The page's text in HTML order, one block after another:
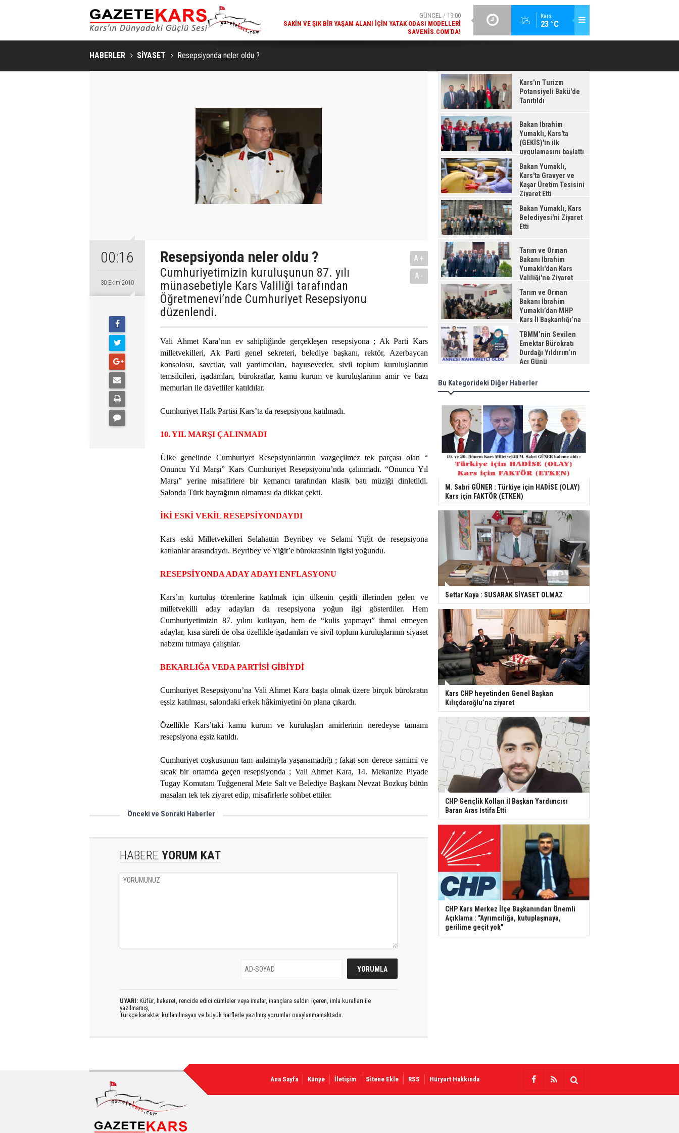
Kars
23 °C
GÜNCEL / 18:38
KARS'IN TURIZM POTANSIYELI BAKÜ'DE TANITILDI
BAKAN İBRAHIM YUMAKLI, KARS'TA (GEKİS)'IN ILK
HABERLER SİYASET Resepsiyonda neler oldu ?
00:16
30 Ekim 2010
Resepsiyonda neler oldu ?
Cumhuriyetimizin kuruluşunun 87. yılı
münasebetiyle Kars Valiliği tarafından
Öğretmenevi’nde Cumhuriyet Resepsiyonu
düzenlendi.
A+
A-
Vali Ahmet Kara’nın ev sahipliğinde gerçekleşen resepsiyona ; Ak Parti Kars
milletvekilleri, Ak Parti genel sekreteri, belediye başkanı, rektör, Azerbaycan
konsolosu, savcılar, vali yardımcıları, hayırseverler, sivil toplum kuruluşlarının
temsilcileri, işadamları, bürokratlar, kamu kurum ve kuruluşlarının amir ve bazı
memurları ile davetliler katıldılar.
Cumhuriyet Halk Partisi Kars’ta da resepsiyona katılmadı.
10. YIL MARŞI ÇALINMADI
Ülke genelinde Cumhuriyet Resepsiyonlarının vazgeçilmez tek parçası olan “
Onuncu Yıl Marşı” Kars Cumhuriyet Resepsiyonu’nda çalınmadı. “Onuncu Yıl
Marşı” yerine misafirlere bir kemancı tarafından klasik batı müziği dinletildi.
Salonda Türk bayrağının olmaması da dikkat çekti.
İKİ ESKİ VEKİL RESEPSİYONDAYDI
Kars eski Milletvekilleri Selahattin Beyribey ve Selami Yiğit de resepsiyona
katılanlar arasındaydı. Beyribey ve Yiğit’e bürokrasinin ilgisi yoğundu.
RESEPSİYONDA ADAY ADAYI ENFLASYONU
Kars’ın kurtuluş törenlerine katılmak için ülkenin çeşitli illerinden gelen ve
milletvekilli aday adayları da resepsiyona yoğun ilgi gösterdiler. Hem
Cumhuriyetimizin 87. yılını kutlayan, hem de “kulis yapmayı” ihmal etmeyen
adaylar, kısa süreli de olsa özellikle işadamları ve sivil toplum kuruluşlarının siyaset
nabzını tutmaya çalıştılar.
BEKARLIĞA VEDA PARTİSİ GİBİYDİ
Cumhuriyet Resepsiyonu’na Vali Ahmet Kara başta olmak üzere birçok bürokratın
eşsiz katılması, salondaki erkek hâkimiyetini ön plana çıkardı.
Özellikle Kars’taki kamu kurum ve kuruluşları amirlerinin neredeyse tamamı
resepsiyona eşsiz katıldı.
Cumhuriyet coşkusunun tam anlamıyla yaşanamadığı ; fakat son derece samimi ve
sıcak bir ortamda geçen resepsiyonda ; Vali Ahmet Kara, 14. Mekanize Piyade
Tugay Komutanı Tuğgeneral Mete Salt ve Belediye Başkanı Nevzat Bozkuş bütün
masaları tek tek ziyaret edip, misafirlerle sohbet ettiler.
Önceki ve Sonraki Haberler
Bugün Kars'ın Kurtuluşu
HABERE YORUM KAT
UYARI: Küfür, hakaret, rencide edici cümleler veya imalar, inançlara saldırı içeren, imla kuralları ile
yazılmamış,
Türkçe karakter kullanılmayan ve büyük harflerle yazılmış yorumlar onaylanmamaktadır.
Kars'ın Turizm
Potansiyeli Bakü'de
Tanıtıldı
Bakan İbrahim
Yumaklı, Kars'ta
(GEKİS)'in ilk
uygulamasını başlattı
Bakan Yumaklı,
Kars'ta Gravyer ve
Kaşar Üretim Tesisini
Ziyaret Etti
Bakan Yumaklı, Kars
Belediyesi'ni Ziyaret
Etti
Tarım ve Orman
Bakanı İbrahim
Yumaklı'dan Kars
Valiliği'ne Ziyaret
Tarım ve Orman
Bakanı İbrahim
Yumaklı’dan MHP
Kars İl Başkanlığı’na
Ziyaret
TBMM’nin Sevilen
Emektar Bürokratı
Durdağı Yıldırım’ın
Acı Günü
Bu Kategorideki Diğer Haberler
M. Sabri GÜNER : Türkiye için HADİSE (OLAY)
Kars için FAKTÖR (ETKEN)
Settar Kaya : SUSARAK SİYASET OLMAZ
Kars CHP heyetinden Genel Başkan
Kılıçdaroğlu’na ziyaret
CHP Gençlik Kolları İl Başkan Yardımcısı
Baran Aras İstifa Etti
CHP Kars Merkez İlçe Başkanından Önemli
Açıklama : "Ayrımcılığa, kutuplaşmaya,
gerilime geçit yok"
Ana Sayfa Künye İletişim Sitene Ekle RSS Hüryurt Hakkında